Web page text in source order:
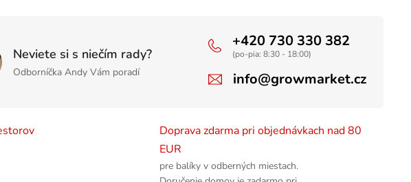
Neviete si s niečím rady?
Odborníčka Andy Vám poradí
+420 730 330 382
(po-pia: 8:30 - 18:00)
info@growmarket.cz
Doprava zdarma pri objednávkach nad 80
EUR
pre balíky v odberných miestach.